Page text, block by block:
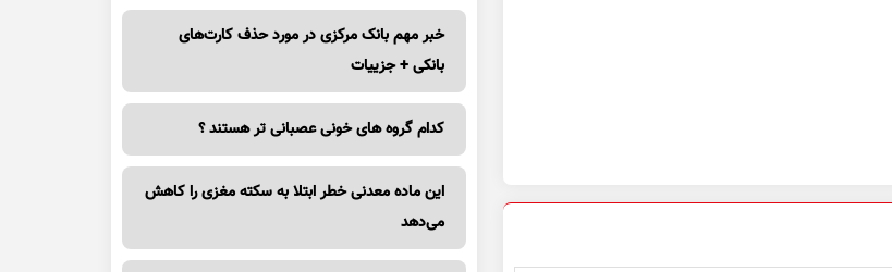
خبر مهم بانک مرکزی در مورد حذف کارت‌های
بانکی + جزییات
کدام گروه های خونی عصبانی تر هستند ؟
این ماده معدنی خطر ابتلا به سکته مغزی را کاهش
می‌دهد